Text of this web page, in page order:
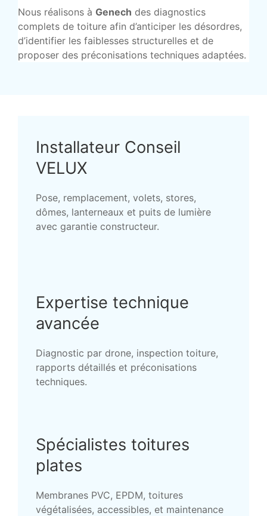
Nous réalisons à Genech des diagnostics
complets de toiture afin d’anticiper les désordres,
d’identifier les faiblesses structurelles et de
proposer des préconisations techniques adaptées.
Installateur Conseil
VELUX
Pose, remplacement, volets, stores,
dômes, lanterneaux et puits de lumière
avec garantie constructeur.
Expertise technique
avancée
Diagnostic par drone, inspection toiture,
rapports détaillés et préconisations
techniques.
Spécialistes toitures
plates
Membranes PVC, EPDM, toitures
végétalisées, accessibles, et maintenance